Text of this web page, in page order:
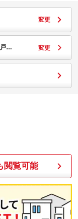
変更
戸… 変更
閲覧可能